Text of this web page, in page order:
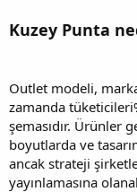
Kuzey Punta
Outlet modeli,
zamanda
şemasıdır. Ürünler
boyutlarda ve
ancak strateji
yayınlamasına